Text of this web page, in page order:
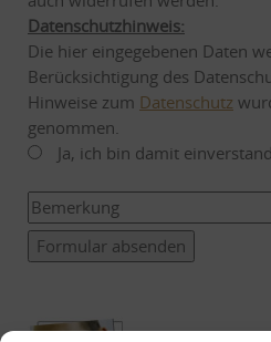
Datenschutzhinweis:
Die hier eingegebenen Daten
Berücksichtigung des
Hinweise zum Datenschutz
genommen.
Ja, ich bin damit
Formular absenden